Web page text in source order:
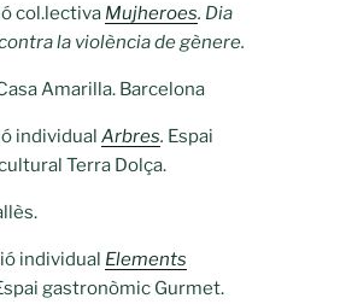
col.lectiva Mujheroes. Dia
la violència de gènere.
Amarilla. Barcelona
individual Arbres. Espai
Terra Dolça.
individual Elements
gastronòmic Gurmet.